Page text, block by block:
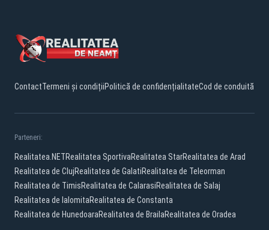
ContactTermeni și condițiiPolitică de confidențialitateCod de conduită
Parteneri:
Realitatea.NETRealitatea SportivaRealitatea StarRealitatea de Arad
Realitatea de ClujRealitatea de GalatiRealitatea de Teleorman
Realitatea de TimisRealitatea de CalarasiRealitatea de Salaj
Realitatea de IalomitaRealitatea de Constanta
Realitatea de HunedoaraRealitatea de BrailaRealitatea de Oradea